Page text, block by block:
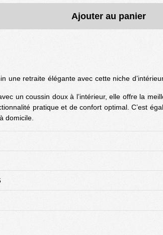
Ajouter au panier
une retraite élégante avec cette niche
un coussin doux à l’intérieur, elle offre la
pratique et de confort optimal. C’est
domicile.